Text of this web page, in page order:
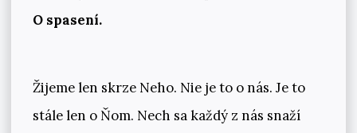
O spasení.
Žijeme len skrze Neho. Nie je to o nás. Je to
stále len o Ňom. Nech sa každý z nás snaží